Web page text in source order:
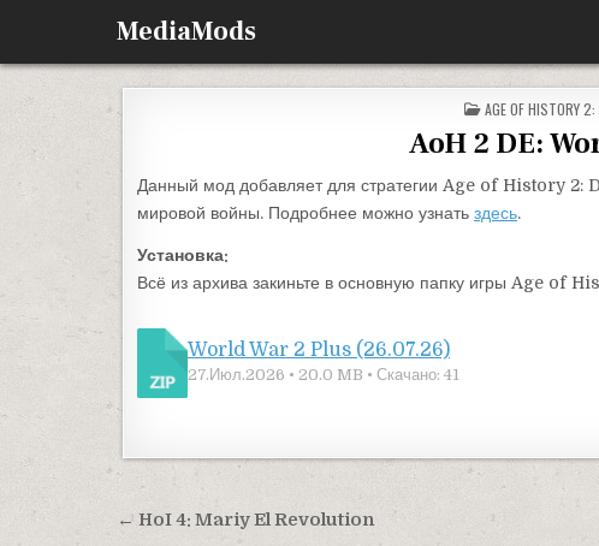
MediaMods
ОПУБЛИКОВАНО В
AGE OF HISTORY
AoH 2 DE:
Данный мод добавляет для стратегии Age of History
мировой войны. Подробнее можно узнать здесь.
Установка:
Всё из архива закиньте в основную папку игры Age of
World War 2 Plus (26.07.26)
27.Июл.2026 • 20.0 MB • Скачано: 41
Навигация по записям
← HoI 4: Mariy El Revolution